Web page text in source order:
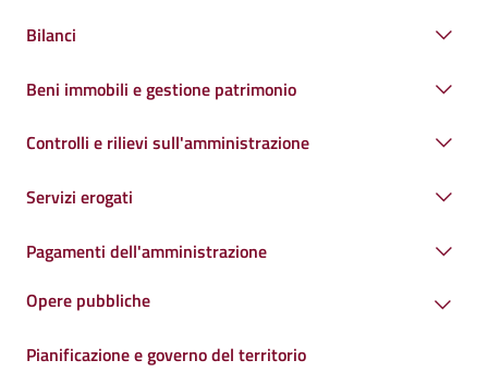
Bilanci
Beni immobili e gestione patrimonio
Controlli e rilievi sull'amministrazione
Servizi erogati
Pagamenti dell'amministrazione
Opere pubbliche
Pianificazione e governo del territorio